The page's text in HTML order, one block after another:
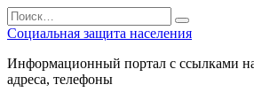
Перейти
к
содержанию
Search
for:
Социальная защита населения
Информационный портал с ссылками
адреса, телефоны